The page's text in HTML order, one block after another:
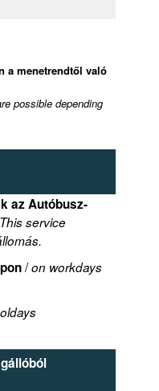
a menetrendtől való
possible depending
az Autóbusz-
This service
/on workdays